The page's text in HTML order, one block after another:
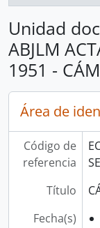
Unidad
ABJLM
1951 -
Área de
Código de
referencia
Título
Fecha(s)